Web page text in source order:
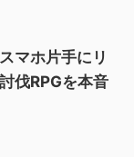
マホ片手にリ
伐RPGを本音